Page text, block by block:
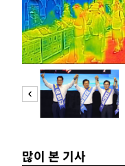
피
많이 본 기사